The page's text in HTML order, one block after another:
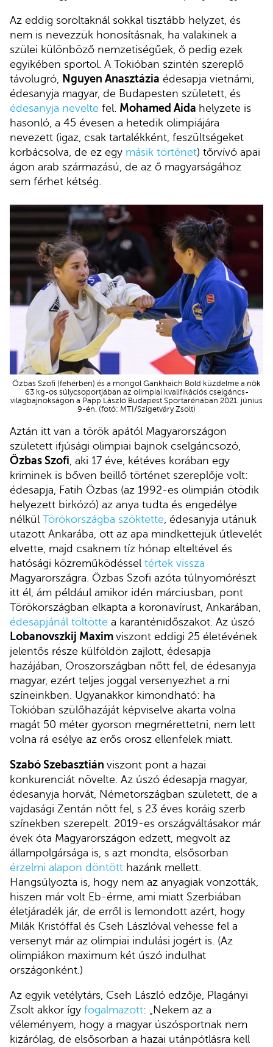
Az eddig soroltaknál sokkal tisztább helyzet, és
nem is nevezzük honosításnak, ha valakinek a
szülei különböző nemzetiségűek, ő pedig ezek
egyikében sportol. A Tokióban szintén szereplő
távolugró, Nguyen Anasztázia édesapja vietnámi,
édesanyja magyar, de Budapesten született, és
édesanyja nevelte fel. Mohamed Aida helyzete is
hasonló, a 45 évesen a hetedik olimpiájára
nevezett (igaz, csak tartalékként, feszültségeket
korbácsolva, de ez egy másik történet) tőrvívó apai
ágon arab származású, de az ő magyarságához
sem férhet kétség.
Özbas Szofi (fehérben) és a mongol Gankhaich Bold küzdelme a nők
63 kg-os súlycsoportjában az olimpiai kvalifikációs cselgáncs-
világbajnokságon a Papp László Budapest Sportarénában 2021. június
9-én. (fotó: MTI/Szigetváry Zsolt)
Aztán itt van a török apától Magyarországon
született ifjúsági olimpiai bajnok cselgáncsozó,
Özbas Szofi, aki 17 éve, kétéves korában egy
kriminek is bőven beillő történet szereplője volt:
édesapja, Fatih Özbas (az 1992-es olimpián ötödik
helyezett birkózó) az anya tudta és engedélye
nélkül Törökországba szöktette, édesanyja utánuk
utazott Ankarába, ott az apa mindkettejük útlevelét
elvette, majd csaknem tíz hónap elteltével és
hatósági közreműködéssel tértek vissza
Magyarországra. Özbas Szofi azóta túlnyomórészt
itt él, ám például amikor idén márciusban, pont
Törökországban elkapta a koronavírust, Ankarában,
édesapjánál töltötte a karanténidőszakot. Az úszó
Lobanovszkij Maxim viszont eddigi 25 életévének
jelentős része külföldön zajlott, édesapja
hazájában, Oroszországban nőtt fel, de édesanyja
magyar, ezért teljes joggal versenyezhet a mi
színeinkben. Ugyanakkor kimondható: ha
Tokióban szülőhazáját képviselve akarta volna
magát 50 méter gyorson megmérettetni, nem lett
volna rá esélye az erős orosz ellenfelek miatt.
Szabó Szebasztián viszont pont a hazai
konkurenciát növelte. Az úszó édesapja magyar,
édesanyja horvát, Németországban született, de a
vajdasági Zentán nőtt fel, s 23 éves koráig szerb
színekben szerepelt. 2019-es országváltásakor már
évek óta Magyarországon edzett, megvolt az
állampolgársága is, s azt mondta, elsősorban
érzelmi alapon döntött hazánk mellett.
Hangsúlyozta is, hogy nem az anyagiak vonzották,
hiszen már volt Eb-érme, ami miatt Szerbiában
életjáradék jár, de erről is lemondott azért, hogy
Milák Kristóffal és Cseh Lászlóval vehesse fel a
versenyt már az olimpiai indulási jogért is. (Az
olimpiákon maximum két úszó indulhat
országonként.)
Az egyik vetélytárs, Cseh László edzője, Plagányi
Zsolt akkor így fogalmazott: „Nekem az a
véleményem, hogy a magyar úszósportnak nem
kizárólag, de elsősorban a hazai utánpótlásra kell